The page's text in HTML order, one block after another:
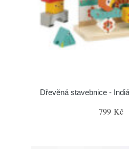
Dřevěná stavebnice -
799 Kč